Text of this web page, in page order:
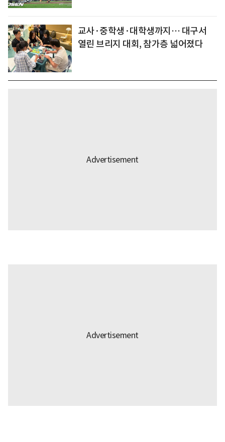
교사·중학생·대학생까지… 대구서
열린 브리지 대회, 참가층 넓어졌다